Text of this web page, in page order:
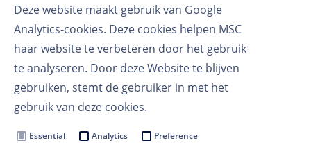
Deze website maakt gebruik van Google
Analytics-cookies. Deze cookies helpen MSC
haar website te verbeteren door het gebruik
te analyseren. Door deze Website te blijven
gebruiken, stemt de gebruiker in met het
gebruik van deze cookies.
Essential Analytics Preference
Gebruikersvoorwaarden
Privacy voorwaarden
Cookie Settings